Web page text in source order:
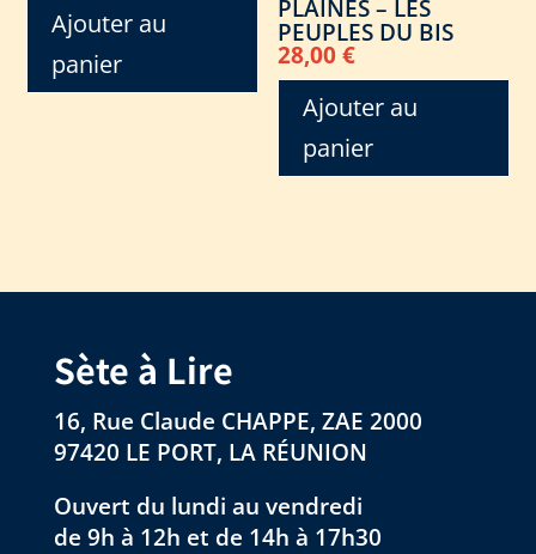
Ajouter au
panier
PLAINES – LES
PEUPLES DU BIS
28,00€
Ajouter au
panier
Sète à Lire
16, Rue Claude CHAPPE, ZAE 2000
97420 LE PORT, LA RÉUNION
Ouvert du lundi au vendredi
de 9h à 12h et de 14h à 17h30